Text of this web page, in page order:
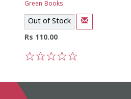
Green Books
Out of Stock
Rs 110.00